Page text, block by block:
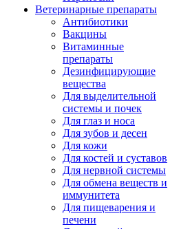
Ветеринарные препараты
Антибиотики
Вакцины
Витаминные
препараты
Дезинфицирующие
вещества
Для выделительной
системы и почек
Для глаз и носа
Для зубов и десен
Для кожи
Для костей и суставов
Для нервной системы
Для обмена веществ и
иммунитета
Для пищеварения и
печени